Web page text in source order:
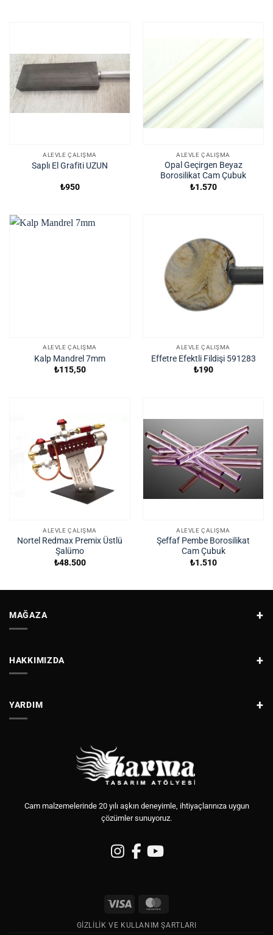
ALEVLE ÇALIŞMA
Saplı El Grafiti UZUN
₺950
ALEVLE ÇALIŞMA
Opal Geçirgen Beyaz
Borosilikat Cam Çubuk
₺1.570
ALEVLE ÇALIŞMA
Kalp Mandrel 7mm
₺115,50
ALEVLE ÇALIŞMA
Effetre Efektli Fildişi 591283
₺190
ALEVLE ÇALIŞMA
Nortel Redmax Premix Üstlü
Şalümo
₺48.500
ALEVLE ÇALIŞMA
Şeffaf Pembe Borosilikat
Cam Çubuk
₺1.510
MAĞAZA
HAKKIMIZDA
YARDIM
Cam malzemelerinde 20 yılı aşkın deneyimle, ihtiyaçlarınıza uygun
çözümler sunuyoruz.
Visa
GIZLILIK VE KULLANIM ŞARTLARI